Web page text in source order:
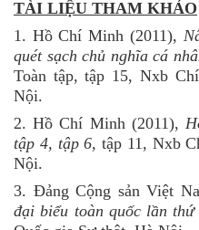
TÀI LIỆU THAM KHẢO
1. Hồ Chí Minh (2011),
quét sạch chủ nghĩa cá
Toàn tập, tập 15, Nxb
Nội.
2. Hồ Chí Minh (2011),
tập 4, tập 6, tập 11, Nxb
Nội.
3. Đảng Cộng sản Việt
đại biểu toàn quốc lần